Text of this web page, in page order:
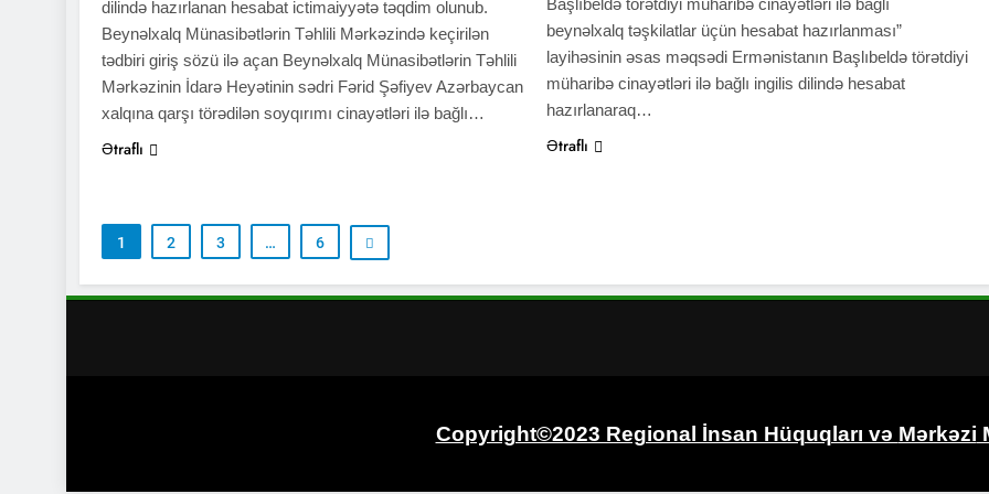
dilində hazırlanan hesabat ictimaiyyətə təqdim olunub.
Beynəlxalq Münasibətlərin Təhlili Mərkəzində keçirilən
tədbiri giriş sözü ilə açan Beynəlxalq Münasibətlərin Təhlili
Mərkəzinin İdarə Heyətinin sədri Fərid Şəfiyev Azərbaycan
xalqına qarşı törədilən soyqırımı cinayətləri ilə bağlı…
Ətraflı
Başlıbeldə törətdiyi müharibə cinayətləri ilə bağlı
beynəlxalq təşkilatlar üçün hesabat hazırlanması”
layihəsinin əsas məqsədi Ermənistanın Başlıbeldə törətdiyi
müharibə cinayətləri ilə bağlı ingilis dilində hesabat
hazırlanaraq…
Ətraflı
1 2 3 … 6
Copyright©2023 Regional İnsan Hüquqları və Mərkəzi